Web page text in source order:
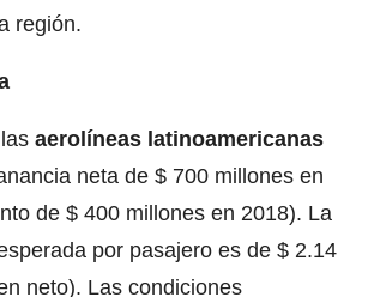
región.
aerolíneas latinoamericanas
neta de $ 700 millones en
de $ 400 millones en 2018). La
por pasajero es de $ 2.14
neto). Las condiciones